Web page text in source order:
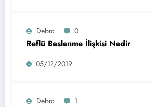
Debro 0
Reflü Beslenme İlişkisi Nedir
05/12/2019
Debro 1